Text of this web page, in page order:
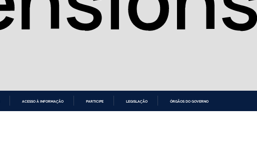
ACESSO À INFORMAÇÃO PARTICIPE LEGISLAÇÃO ÓRGÃOS DO GOVERNO